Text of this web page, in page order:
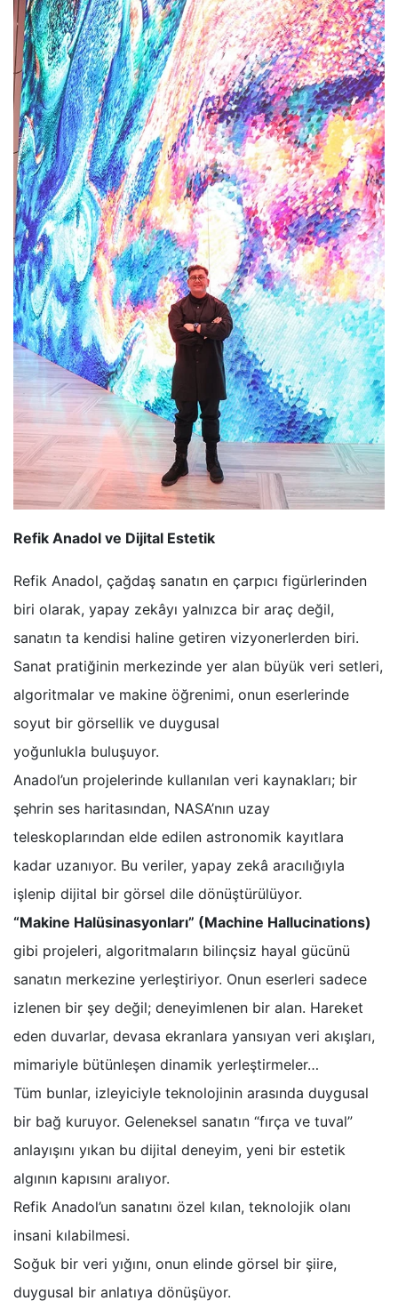
Refik Anadol ve Dijital Estetik
Refik Anadol, çağdaş sanatın en çarpıcı figürlerinden
biri olarak, yapay zekâyı yalnızca bir araç değil,
sanatın ta kendisi haline getiren vizyonerlerden biri.
Sanat pratiğinin merkezinde yer alan büyük veri setleri,
algoritmalar ve makine öğrenimi, onun eserlerinde
soyut bir görsellik ve duygusal
yoğunlukla buluşuyor.
Anadol’un projelerinde kullanılan veri kaynakları; bir
şehrin ses haritasından, NASA’nın uzay
teleskoplarından elde edilen astronomik kayıtlara
kadar uzanıyor. Bu veriler, yapay zekâ aracılığıyla
işlenip dijital bir görsel dile dönüştürülüyor.
“Makine Halüsinasyonları” (Machine Hallucinations)
gibi projeleri, algoritmaların bilinçsiz hayal gücünü
sanatın merkezine yerleştiriyor. Onun eserleri sadece
izlenen bir şey değil; deneyimlenen bir alan. Hareket
eden duvarlar, devasa ekranlara yansıyan veri akışları,
mimariyle bütünleşen dinamik yerleştirmeler…
Tüm bunlar, izleyiciyle teknolojinin arasında duygusal
bir bağ kuruyor. Geleneksel sanatın “fırça ve tuval”
anlayışını yıkan bu dijital deneyim, yeni bir estetik
algının kapısını aralıyor.
Refik Anadol’un sanatını özel kılan, teknolojik olanı
insani kılabilmesi.
Soğuk bir veri yığını, onun elinde görsel bir şiire,
duygusal bir anlatıya dönüşüyor.